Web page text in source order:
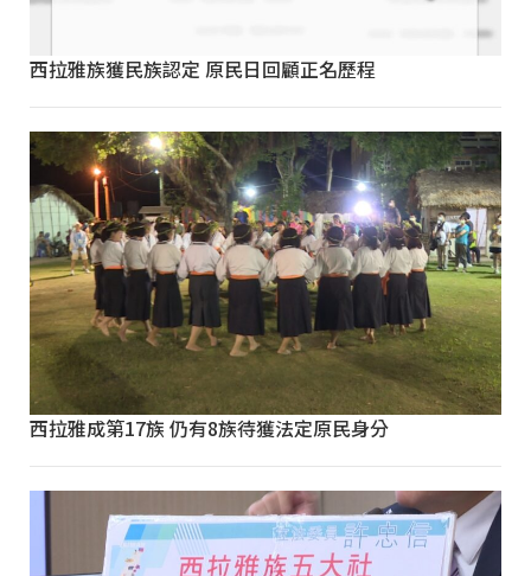
西拉雅族獲民族認定 原民日回顧正名歷程
西拉雅成第17族 仍有8族待獲法定原民身分